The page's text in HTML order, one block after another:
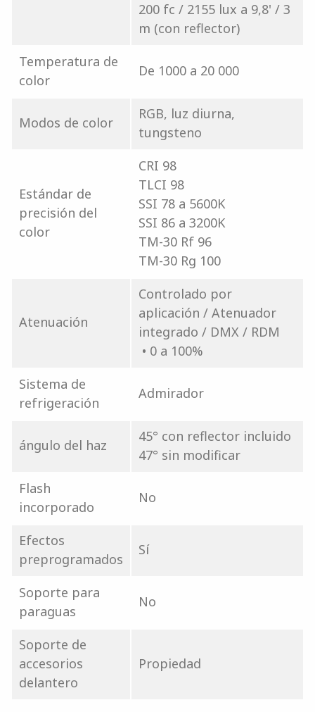
200 fc / 2155 lux a 9,8' / 3
m (con reflector)
Temperatura de
color
De 1000 a 20 000
Modos de color
RGB, luz diurna,
tungsteno
Estándar de
precisión del
color
CRI 98
TLCI 98
SSI 78 a 5600K
SSI 86 a 3200K
TM-30 Rf 96
TM-30 Rg 100
Atenuación
Controlado por
aplicación / Atenuador
integrado / DMX / RDM
• 0 a 100%
Sistema de
refrigeración
Admirador
ángulo del haz
45° con reflector incluido
47° sin modificar
Flash
incorporado
No
Efectos
preprogramados
Sí
Soporte para
paraguas
No
Soporte de
accesorios
delantero
Propiedad